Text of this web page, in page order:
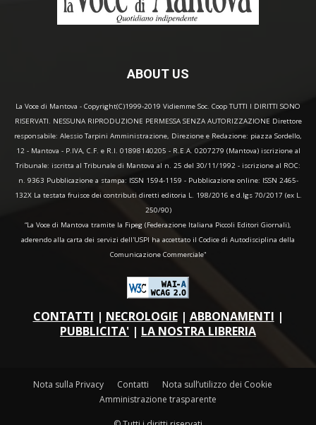
ABOUT US
La Voce di Mantova - Copyright(C)1999-2019 Vidiemme Soc. Coop TUTTI I DIRITTI SONO
RISERVATI. NESSUNA RIPRODUZIONE PERMESSA SENZA AUTORIZZAZIONE Direttore
responsabile: Alessio Tarpini Amministrazione, Direzione e Redazione: piazza Sordello,
12 - Mantova - P.IVA, C.F. e R.I. 01898140205 - R.E.A. 0207279 (Mantova) iscrizione al
Tribunale: iscritta al Tribunale di Mantova al n. 25 del 30/11/1992 - iscrizione al ROC:
n. 9363 Pubblicazione a stampa: ISSN 1594-1159 - Pubblicazione online: ISSN 2465-
132X La testata fruisce dei contributi diretti editoria L. 198/2016 e d.lgs 70/2017 (ex L.
250/90)
“La Voce di Mantova tramite la Fipeg (Federazione Italiana Piccoli Editori Giornali),
aderendo alla carta dei servizi dell'USPI ha accettato il Codice di Autodisciplina della
Comunicazione Commerciale"
CONTATTI | NECROLOGIE| ABBONAMENTI |
PUBBLICITA' | LA NOSTRA LIBRERIA
Nota sulla Privacy Contatti
Nota sull’utilizzo dei Cookie
Amministrazione trasparente